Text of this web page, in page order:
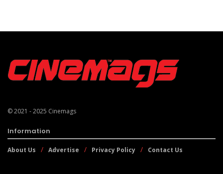
© 2021 - 2025 Cinemags
Information
About Us Advertise Privacy Policy Contact Us